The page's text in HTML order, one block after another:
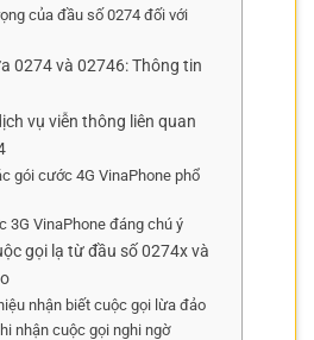
của đầu số 0274 đối với
0274 và 02746: Thông tin
vụ viễn thông liên quan
gói cước 4G VinaPhone phổ
3G VinaPhone đáng chú ý
gọi lạ từ đầu số 0274x và
nhận biết cuộc gọi lừa đảo
nhận cuộc gọi nghi ngờ